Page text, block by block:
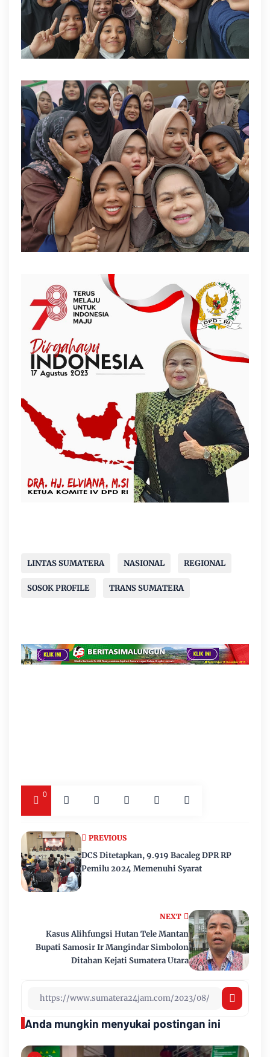
LINTAS SUMATERA NASIONAL REGIONAL
SOSOK PROFILE TRANS SUMATERA
0
NEXT
Kasus Alihfungsi Hutan Tele Mantan
Bupati Samosir Ir Mangindar Simbolon
Ditahan Kejati Sumatera Utara
PREVIOUS
DCS Ditetapkan, 9.919 Bacaleg DPR RP
Pemilu 2024 Memenuhi Syarat
Anda mungkin menyukai postingan ini